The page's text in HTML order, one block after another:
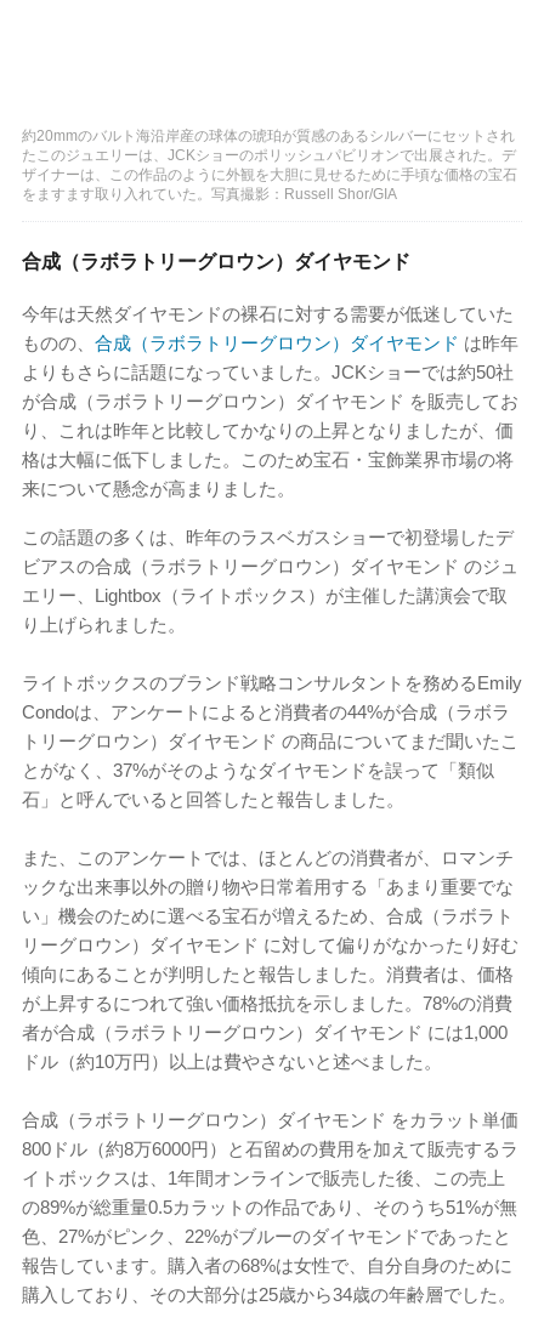
約20mmのバルト海沿岸産の球体の琥珀が質感のあるシルバーにセットされ
たこのジュエリーは、JCKショーのポリッシュパビリオンで出展された。デ
ザイナーは、この作品のように外観を大胆に見せるために手頃な価格の宝石
をますます取り入れていた。写真撮影：Russell Shor/GIA
合成（ラボラトリーグロウン）ダイヤモンド
今年は天然ダイヤモンドの裸石に対する需要が低迷していた
ものの、 合成（ラボラトリーグロウン）ダイヤモンド は昨年
よりもさらに話題になっていました。JCKショーでは約50社
が合成（ラボラトリーグロウン）ダイヤモンド を販売してお
り、これは昨年と比較してかなりの上昇となりましたが、価
格は大幅に低下しました。このため宝石・宝飾業界市場の将
来について懸念が高まりました。
この話題の多くは、昨年のラスベガスショーで初登場したデ
ビアスの合成（ラボラトリーグロウン）ダイヤモンド のジュ
エリー、Lightbox（ライトボックス）が主催した講演会で取
り上げられました。
ライトボックスのブランド戦略コンサルタントを務めるEmily
Condoは、アンケートによると消費者の44%が合成（ラボラ
トリーグロウン）ダイヤモンド の商品についてまだ聞いたこ
とがなく、37%がそのようなダイヤモンドを誤って「類似
石」と呼んでいると回答したと報告しました。
また、このアンケートでは、ほとんどの消費者が、ロマンチ
ックな出来事以外の贈り物や日常着用する「あまり重要でな
い」機会のために選べる宝石が増えるため、合成（ラボラト
リーグロウン）ダイヤモンド に対して偏りがなかったり好む
傾向にあることが判明したと報告しました。消費者は、価格
が上昇するにつれて強い価格抵抗を示しました。78%の消費
者が合成（ラボラトリーグロウン）ダイヤモンド には1,000
ドル（約10万円）以上は費やさないと述べました。
合成（ラボラトリーグロウン）ダイヤモンド をカラット単価
800ドル（約8万6000円）と石留めの費用を加えて販売するラ
イトボックスは、1年間オンラインで販売した後、この売上
の89%が総重量0.5カラットの作品であり、そのうち51%が無
色、27%がピンク、22%がブルーのダイヤモンドであったと
報告しています。購入者の68%は女性で、自分自身のために
購入しており、その大部分は25歳から34歳の年齢層でした。